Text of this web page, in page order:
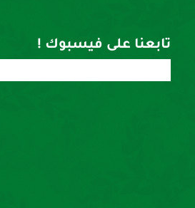
تابعنا على فيسبوك !